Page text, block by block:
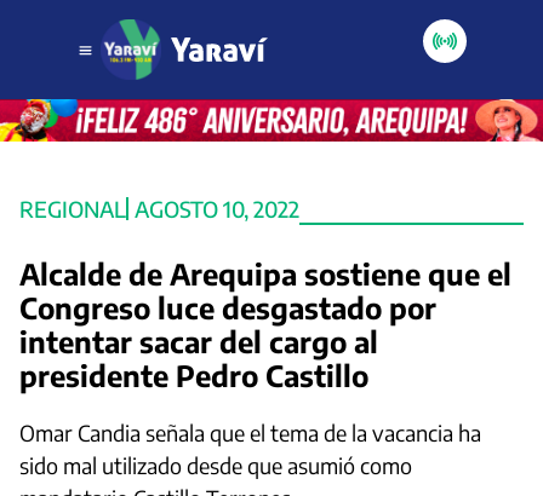
REGIONAL AGOSTO 10, 2022
Alcalde de Arequipa sostiene que el
Congreso luce desgastado por
intentar sacar del cargo al
presidente Pedro Castillo
Omar Candia señala que el tema de la vacancia ha
sido mal utilizado desde que asumió como